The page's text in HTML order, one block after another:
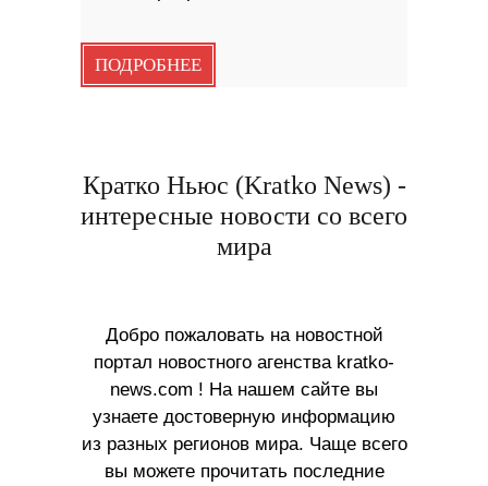
ПОДРОБНЕЕ
Кратко Ньюс (Kratko News) -
интересные новости со всего
мира
Добро пожаловать на новостной
портал новостного агенства kratko-
news.com ! На нашем сайте вы
узнаете достоверную информацию
из разных регионов мира. Чаще всего
вы можете прочитать последние